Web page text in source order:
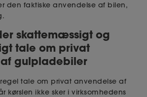
den faktiske anvendelse af bilen,
skattemæssigt og
tale om privat
gulpladebiler
tale om privat anvendelse af
kørslen ikke sker i virksomhedens